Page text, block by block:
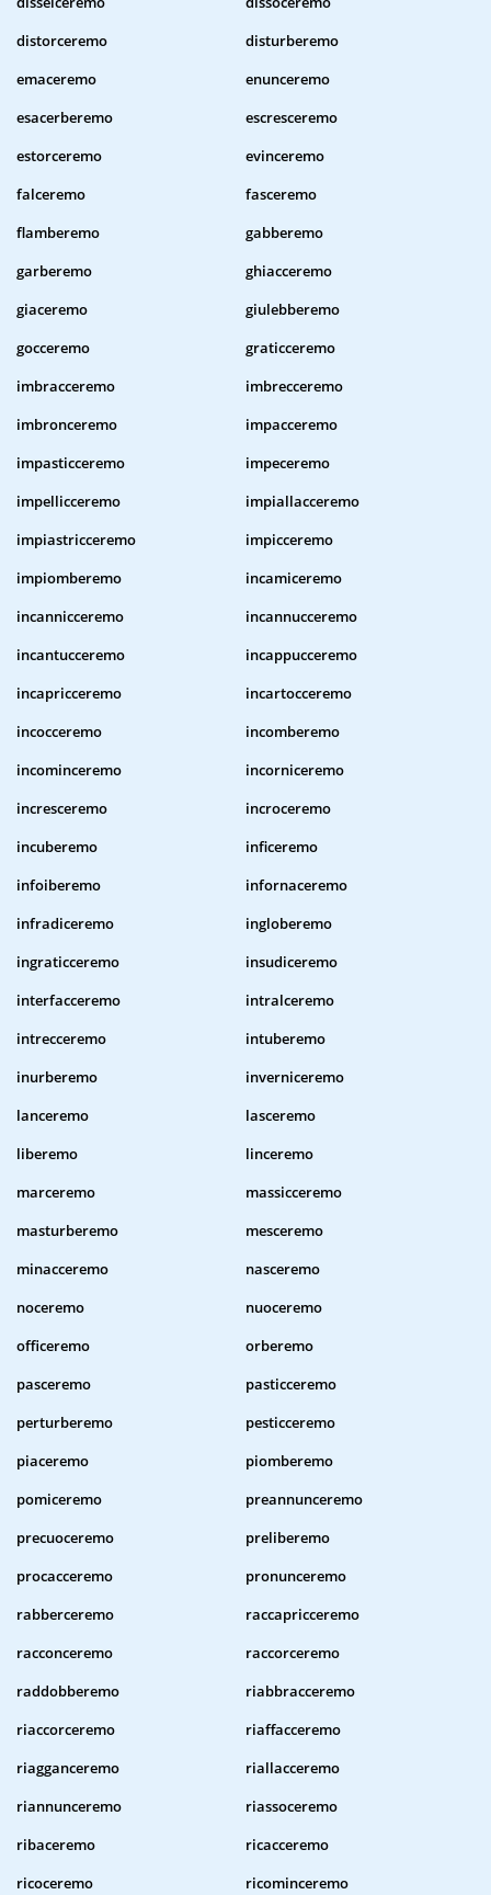
distorceremo
disturberemo
emaceremo
enunceremo
esacerberemo
escresceremo
estorceremo
evinceremo
falceremo
fasceremo
flamberemo
gabberemo
garberemo
ghiacceremo
giaceremo
giulebberemo
gocceremo
graticceremo
imbracceremo
imbrecceremo
imbronceremo
impacceremo
impasticceremo
impeceremo
impellicceremo
impiallacceremo
impiastricceremo
impicceremo
impiomberemo
incamiceremo
incannicceremo
incannucceremo
incantucceremo
incappucceremo
incapricceremo
incartocceremo
incocceremo
incomberemo
incominceremo
incorniceremo
incresceremo
incroceremo
incuberemo
inficeremo
infoiberemo
infornaceremo
infradiceremo
ingloberemo
ingraticceremo
insudiceremo
interfacceremo
intralceremo
intrecceremo
intuberemo
inurberemo
inverniceremo
lanceremo
lasceremo
liberemo
linceremo
marceremo
massicceremo
masturberemo
mesceremo
minacceremo
nasceremo
noceremo
nuoceremo
officeremo
orberemo
pasceremo
pasticceremo
perturberemo
pesticceremo
piaceremo
piomberemo
pomiceremo
preannunceremo
precuoceremo
preliberemo
procacceremo
pronunceremo
rabberceremo
raccapricceremo
racconceremo
raccorceremo
raddobberemo
riabbracceremo
riaccorceremo
riaffacceremo
riagganceremo
riallacceremo
riannunceremo
riassoceremo
ribaceremo
ricacceremo
ricoceremo
ricominceremo